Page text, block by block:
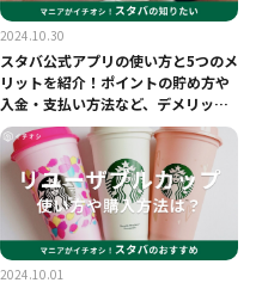
2024.10.30
スタバ公式アプリの使い方と5つのメ
リットを紹介！ポイントの貯め方や
入金・支払い方法など、デメリット
はある？
2024.10.01